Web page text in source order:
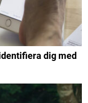
dig med